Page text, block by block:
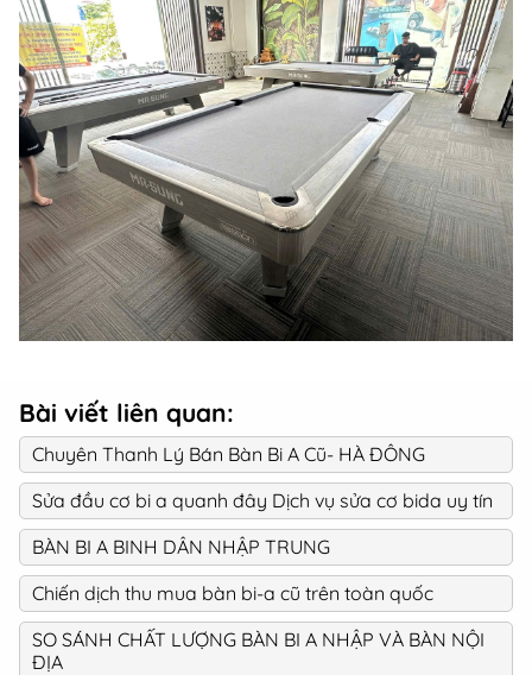
Bài viết liên quan:
Chuyên Thanh Lý Bán Bàn Bi A Cũ- HÀ ĐÔNG
Sửa đầu cơ bi a quanh đây Dịch vụ sửa cơ bida uy tín
BÀN BI A BINH DÂN NHẬP TRUNG
Chiến dịch thu mua bàn bi-a cũ trên toàn quốc
SO SÁNH CHẤT LƯỢNG BÀN BI A NHẬP VÀ BÀN NỘI
ĐỊA